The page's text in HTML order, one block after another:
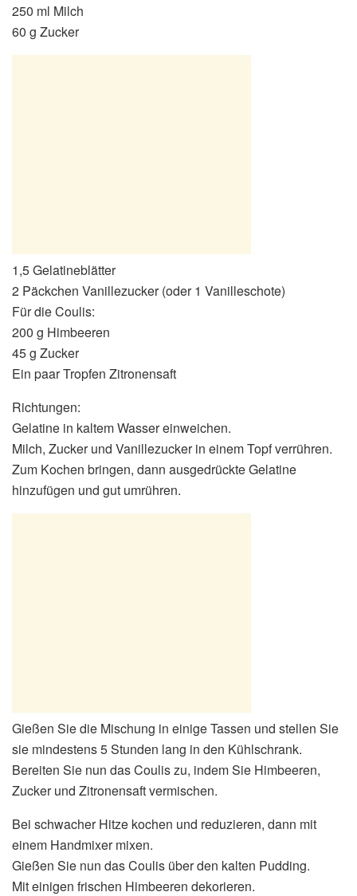
250 ml Milch
60 g Zucker
1,5 Gelatineblätter
2 Päckchen Vanillezucker (oder 1 Vanilleschote)
Für die Coulis:
200 g Himbeeren
45 g Zucker
Ein paar Tropfen Zitronensaft
Richtungen:
Gelatine in kaltem Wasser einweichen.
Milch, Zucker und Vanillezucker in einem Topf verrühren.
Zum Kochen bringen, dann ausgedrückte Gelatine
hinzufügen und gut umrühren.
Gießen Sie die Mischung in einige Tassen und stellen Sie
sie mindestens 5 Stunden lang in den Kühlschrank.
Bereiten Sie nun das Coulis zu, indem Sie Himbeeren,
Zucker und Zitronensaft vermischen.
Bei schwacher Hitze kochen und reduzieren, dann mit
einem Handmixer mixen.
Gießen Sie nun das Coulis über den kalten Pudding.
Mit einigen frischen Himbeeren dekorieren.